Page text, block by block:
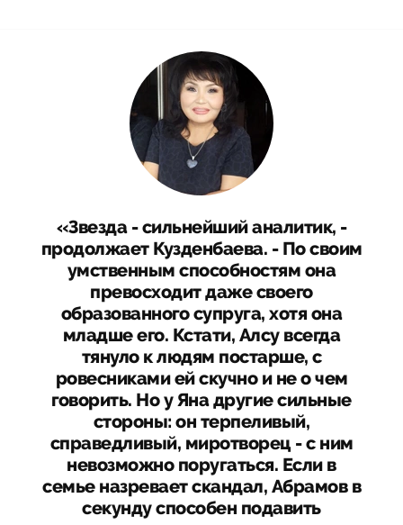
«Звезда - сильнейший аналитик, -
продолжает Кузденбаева. - По своим
умственным способностям она
превосходит даже своего
образованного супруга, хотя она
младше его. Кстати, Алсу всегда
тянуло к людям постарше, с
ровесниками ей скучно и не о чем
говорить. Но у Яна другие сильные
стороны: он терпеливый,
справедливый, миротворец - с ним
невозможно поругаться. Если в
семье назревает скандал, Абрамов в
секунду способен подавить